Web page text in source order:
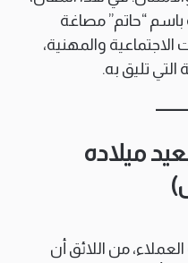
“حاتم” مصاغة
والمهنية،
تليق به.
ميلاده
من اللائق أن